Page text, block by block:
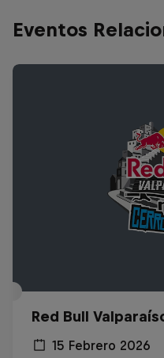
Eventos
Red Bull
15 Febrero 2026